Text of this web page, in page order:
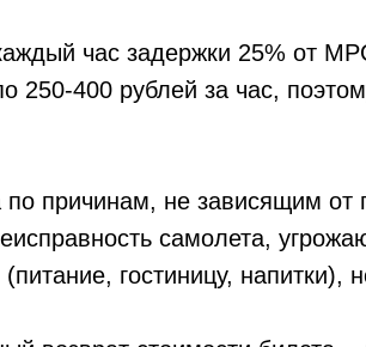
час задержки 25% от
250-400 рублей за час,
причинам, не зависящим от
самолета,
гостиницу, напитки),